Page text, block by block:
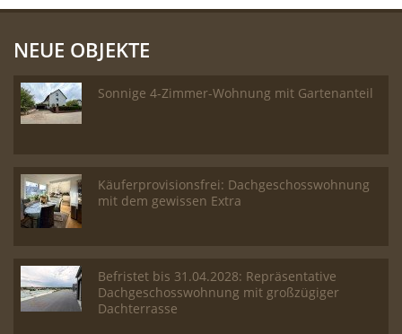
NEUE OBJEKTE
Sonnige 4-Zimmer-Wohnung mit Gartenanteil
Käuferprovisionsfrei: Dachgeschosswohnung
mit dem gewissen Extra
Befristet bis 31.04.2028: Repräsentative
Dachgeschosswohnung mit großzügiger
Dachterrasse